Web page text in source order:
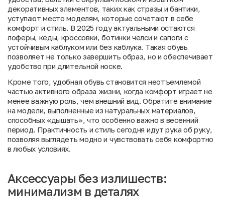
декоративных элементов, таких как стразы и бантики,
уступают место моделям, которые сочетают в себе
комфорт и стиль. В 2025 году актуальными остаются
лоферы, кеды, кроссовки, ботинки челси и сапоги с
устойчивым каблуком или без каблука. Такая обувь
позволяет не только завершить образ, но и обеспечивает
удобство при длительной носке.
Кроме того, удобная обувь становится неотъемлемой
частью активного образа жизни, когда комфорт играет не
менее важную роль, чем внешний вид. Обратите внимание
на модели, выполненные из натуральных материалов,
способных «дышать», что особенно важно в весенний
период. Практичность и стиль сегодня идут рука об руку,
позволяя выглядеть модно и чувствовать себя комфортно
в любых условиях.
Аксессуары без излишеств:
минимализм в деталях